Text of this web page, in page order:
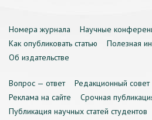
Номера журнала Научные
Как опубликовать статью
Полезная
Об издательстве
Вопрос — ответ Редакционный совет
Реклама на сайте
Срочная
Публикация научных статей студентов